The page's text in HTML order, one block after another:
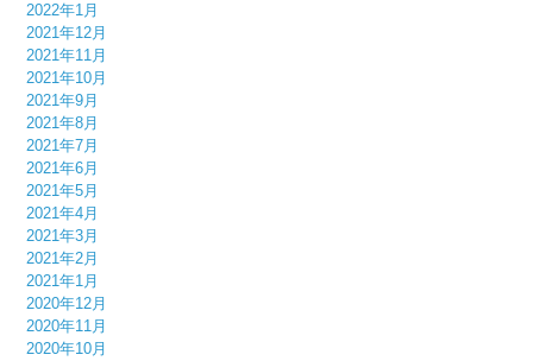
2022年1月
2021年12月
2021年11月
2021年10月
2021年9月
2021年8月
2021年7月
2021年6月
2021年5月
2021年4月
2021年3月
2021年2月
2021年1月
2020年12月
2020年11月
2020年10月